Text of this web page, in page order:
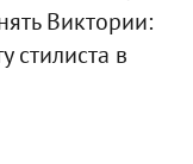
Виктории:
стилиста в